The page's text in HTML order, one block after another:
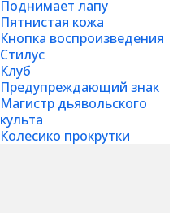
Поднимает лапу
Пятнистая кожа
Кнопка воспроизведения
Стилус
Клуб
Предупреждающий знак
Магистр дьявольского
культа
Колесико прокрутки